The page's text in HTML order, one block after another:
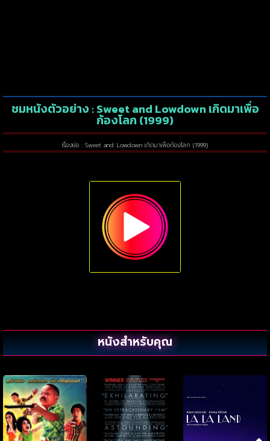
ชมหนังตัวอย่าง : Sweet and Lowdown เกิดมาเพื่อ
ก้องโลก (1999)
เรื่องย่อ : Sweet and Lowdown เกิดมาเพื่อก้องโลก (1999)
หนังสำหรับคุณ